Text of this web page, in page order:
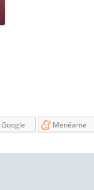
Google Menéame